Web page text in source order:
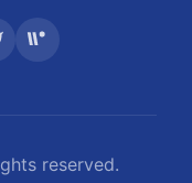
reserved.